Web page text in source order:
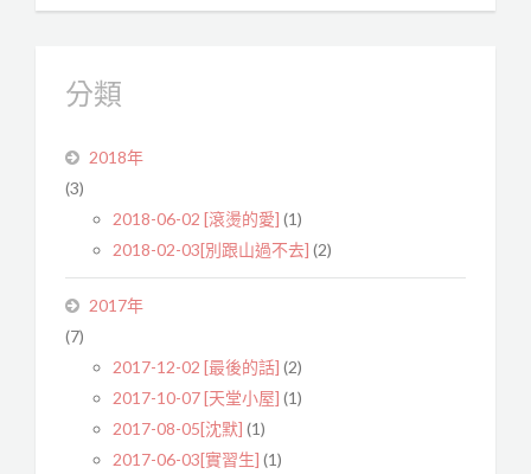
分類
2018年
(3)
2018-06-02 [滾燙的愛] (1)
2018-02-03[別跟山過不去] (2)
2017年
(7)
2017-12-02 [最後的話] (2)
2017-10-07 [天堂小屋] (1)
2017-08-05[沈默] (1)
2017-06-03[實習生] (1)